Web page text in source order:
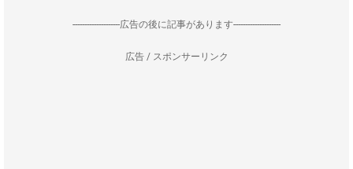
--------------------広告の後に記事があります--------------------
広告 / スポンサーリンク